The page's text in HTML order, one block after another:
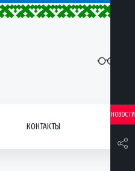
КОНТАКТЫ
НОВОСТИ